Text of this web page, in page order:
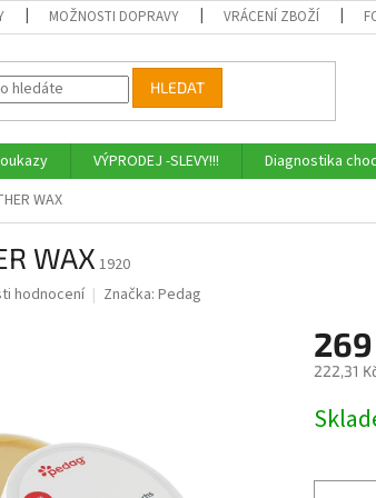
MOŽNOSTI DOPRAVY VRÁCENÍ ZBOŽÍ
HLEDAT
VÝPRODEJ -SLEVY!!! Diagnostika
WAX
WAX 1920
hodnocení Značka: Pedag
222,31
cena: